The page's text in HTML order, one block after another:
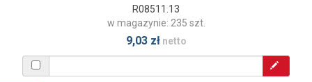
R08511.13
w magazynie: 235 szt.
9,03 złnetto